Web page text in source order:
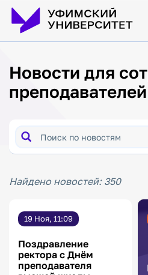
Новости для
преподавателей
Найдено новостей: 350
19 Ноя, 11:09
Поздравление
ректора с Днём
преподавателя
ценности
Формирование
общероссийской
Профилактика
Гармонизация
среде
Профилактика
среде